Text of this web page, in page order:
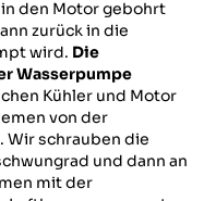
den Motor gebohrt
zurück in die
wird. Die
Wasserpumpe
Kühler und Motor
von der
Wir schrauben die
und dann an
mit der